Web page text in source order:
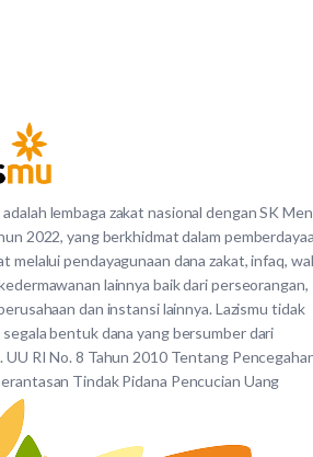
lembaga zakat nasional dengan SK
2022, yang berkhidmat dalam
melalui pendayagunaan dana zakat, infaq,
lainnya baik dari perseorangan,
dan instansi lainnya. Lazismu tidak
bentuk dana yang bersumber dari
UU RI No. 8 Tahun 2010 Tentang
Tindak Pidana Pencucian Uang